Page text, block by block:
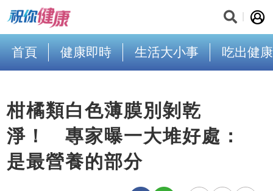
首頁 健康即時 生活大小事 吃出健康
柑橘類白色薄膜別剝乾
淨！ 專家曝一大堆好處：
是最營養的部分